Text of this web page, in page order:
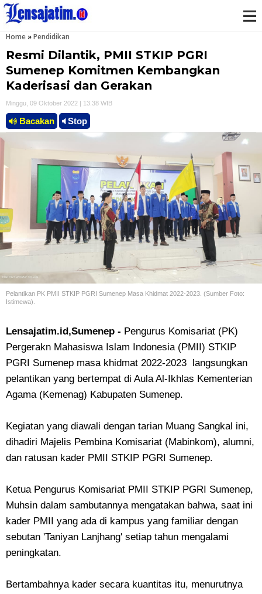
Home »Pendidikan
Resmi Dilantik, PMII STKIP PGRI
Sumenep Komitmen Kembangkan
Kaderisasi dan Gerakan
Minggu, 09 Oktober 2022 | 13.38 WIB
Bacakan Stop
Pelantikan PK PMII STKIP PGRI Sumenep Masa Khidmat 2022-2023. (Sumber Foto:
Istimewa).
Lensajatim.id,Sumenep - Pengurus Komisariat (PK)
Pergerakn Mahasiswa Islam Indonesia (PMII) STKIP
PGRI Sumenep masa khidmat 2022-2023 langsungkan
pelantikan yang bertempat di Aula Al-Ikhlas Kementerian
Agama (Kemenag) Kabupaten Sumenep.
Kegiatan yang diawali dengan tarian Muang Sangkal ini,
dihadiri Majelis Pembina Komisariat (Mabinkom), alumni,
dan ratusan kader PMII STKIP PGRI Sumenep.
Ketua Pengurus Komisariat PMII STKIP PGRI Sumenep,
Muhsin dalam sambutannya mengatakan bahwa, saat ini
kader PMII yang ada di kampus yang familiar dengan
sebutan 'Taniyan Lanjhang' setiap tahun mengalami
peningkatan.
Bertambahnya kader secara kuantitas itu, menurutnya